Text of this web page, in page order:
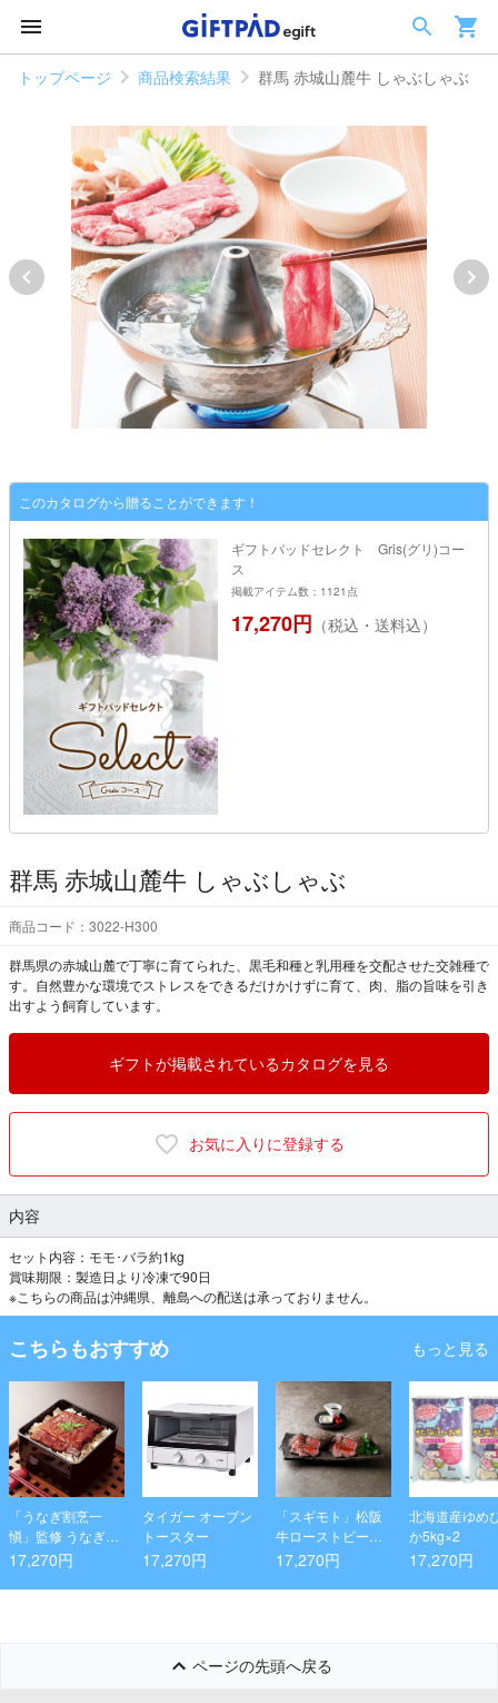
トップページ 商品検索結果 群馬 赤城山麓牛 しゃぶしゃぶ
このカタログから贈ることができます！
ギフトパッドセレクト Gris(グリ)コー
ス
掲載アイテム数：1121点
17,270円 （税込・送料込）
群馬 赤城山麓牛 しゃぶしゃぶ
商品コード：3022-H300
群馬県の赤城山麓で丁寧に育てられた、黒毛和種と乳用種を交配させた交雑種で
す。自然豊かな環境でストレスをできるだけかけずに育て、肉、脂の旨味を引き
出すよう飼育しています。
ギフトが掲載されているカタログを見る
お気に入りに登録する
内容
セット内容：モモ･バラ約1kg
賞味期限：製造日より冷凍で90日
※こちらの商品は沖縄県、離島への配送は承っておりません。
こちらもおすすめ もっと見る
「うなぎ割烹一
愼」監修 うなぎ串
蒲焼 6串
17,270円
タイガー オーブン
トースター
17,270円
「スギモト」松阪
牛ローストビー
フ・黒毛和牛塩麹
17,270円
北海道産ゆめ
か5kg×2
17,270円
ページの先頭へ戻る